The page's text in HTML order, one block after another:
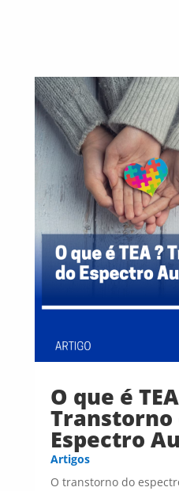
O que é
Transtorno
Espectro
Artigos
O transtorno do